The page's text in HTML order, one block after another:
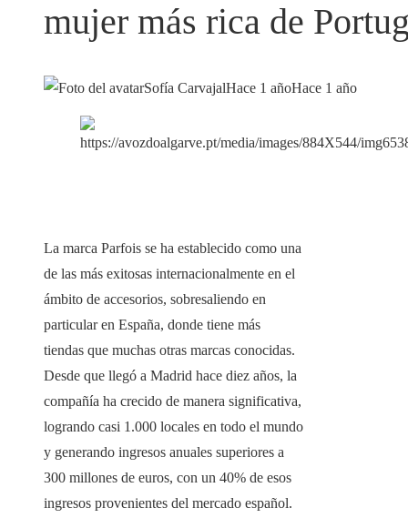
mujer más rica de
Sofía CarvajalHace 1 añoHace 1 año
La marca Parfois se ha establecido como una
de las más exitosas internacionalmente en el
ámbito de accesorios, sobresaliendo en
particular en España, donde tiene más
tiendas que muchas otras marcas conocidas.
Desde que llegó a Madrid hace diez años, la
compañía ha crecido de manera significativa,
logrando casi 1.000 locales en todo el mundo
y generando ingresos anuales superiores a
300 millones de euros, con un 40% de esos
ingresos provenientes del mercado español.